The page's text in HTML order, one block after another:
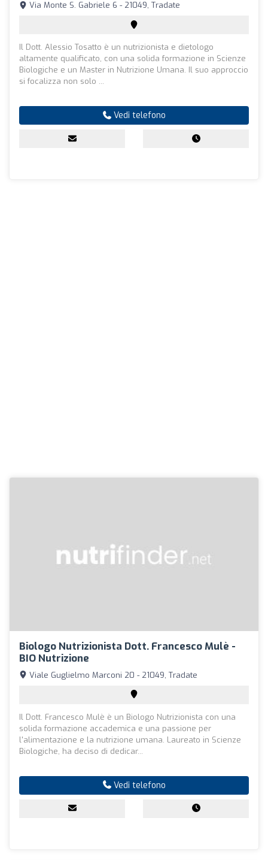
Via Monte S. Gabriele 6 - 21049, Tradate
Il Dott. Alessio Tosatto è un nutrizionista e dietologo
altamente qualificato, con una solida formazione in Scienze
Biologiche e un Master in Nutrizione Umana. Il suo approccio
si focalizza non solo ...
Vedi telefono
Biologo Nutrizionista Dott. Francesco Mulè -
BIO Nutrizione
Viale Guglielmo Marconi 20 - 21049, Tradate
Il Dott. Francesco Mulè è un Biologo Nutrizionista con una
solida formazione accademica e una passione per
l'alimentazione e la nutrizione umana. Laureato in Scienze
Biologiche, ha deciso di dedicar...
Vedi telefono